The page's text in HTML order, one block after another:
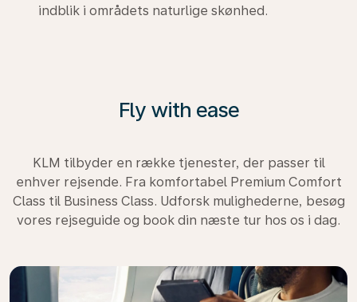
indblik i områdets naturlige skønhed.
Fly with ease
KLM tilbyder en række tjenester, der passer til
enhver rejsende. Fra komfortabel Premium Comfort
Class til Business Class. Udforsk mulighederne, besøg
vores rejseguide og book din næste tur hos os i dag.